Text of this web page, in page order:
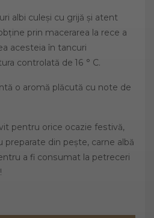
albi culeși cu grijă și atent
prin macerarea la rece a
acesteia în tancuri
controlată de 16 ° C.
o aromă plăcută cu note de
pentru orice ocazie festivă,
din pește, carne albă
a fi consumat la petreceri